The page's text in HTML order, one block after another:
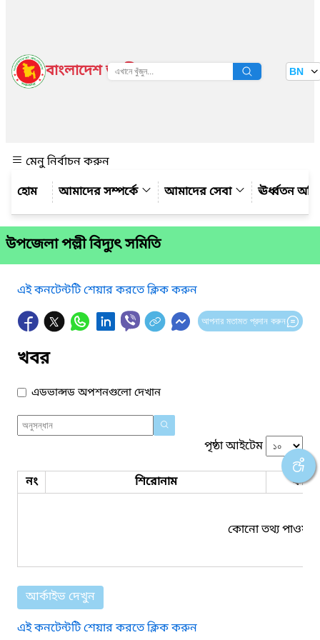
বাংলাদেশ জাতীয় তথ্য বাতায়ন BN
মেনু নির্বাচন করুন
আমাদের সম্পর্কে
আমাদের সেবা ঊর্ধ্বতন
উপজেলা পল্লী বিদ্যুৎ সমিতি
এই কনটেন্টটি শেয়ার করতে ক্লিক করুন
আপনার মতামত প্রদান করুন
খবর
এডভান্সড অপশনগুলো দেখান
পৃষ্ঠা আইটেম
নং শিরোনাম ফাইল
কোনো তথ্য পাওয়া
আর্কাইভ দেখুন
এই কনটেন্টটি শেয়ার করতে ক্লিক করুন